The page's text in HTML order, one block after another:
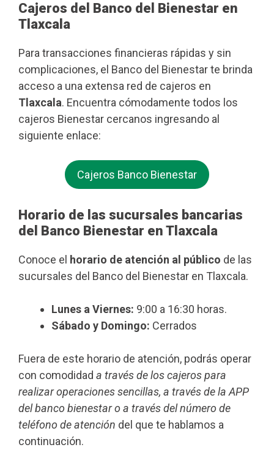
Cajeros del Banco del Bienestar en
Tlaxcala
Para transacciones financieras rápidas y sin
complicaciones, el Banco del Bienestar te brinda
acceso a una extensa red de cajeros en
Tlaxcala. Encuentra cómodamente todos los
cajeros Bienestar cercanos ingresando al
siguiente enlace:
Cajeros Banco Bienestar
Horario de las sucursales bancarias
del Banco Bienestar en Tlaxcala
Conoce el horario de atención al público de las
sucursales del Banco del Bienestar en Tlaxcala.
Lunes a Viernes: 9:00 a 16:30 horas.
Sábado y Domingo: Cerrados
Fuera de este horario de atención, podrás operar
con comodidad a través de los cajeros para
realizar operaciones sencillas, a través de la APP
del banco bienestar o a través del número de
teléfono de atención del que te hablamos a
continuación.